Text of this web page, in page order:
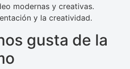
modernas y creativas.
y la creatividad.
gusta de la